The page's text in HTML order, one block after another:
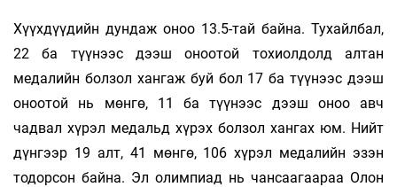
Хүүхдүүдийн дундаж оноо 13.5-тай байна. Тухайлбал,
22 ба түүнээс дээш оноотой тохиолдолд алтан
медалийн болзол хангаж буй бол 17 ба түүнээс дээш
оноотой нь мөнгө, 11 ба түүнээс дээш оноо авч
чадвал хүрэл медальд хүрэх болзол хангах юм. Нийт
дүнгээр 19 алт, 41 мөнгө, 106 хүрэл медалийн эзэн
тодорсон бай­на. Эл олимпиад нь чансаагаараа Олон